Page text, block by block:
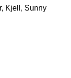
Kjell, Sunny